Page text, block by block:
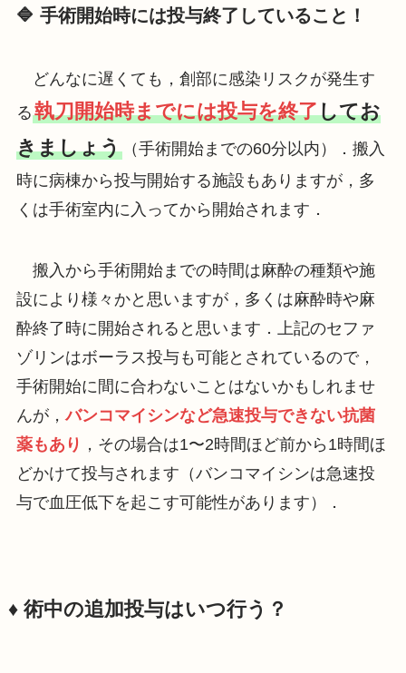
🔷 手術開始時には投与終了していること！
どんなに遅くても，創部に感染リスクが発生す
る執刀開始時までには投与を終了してお
きましょう（手術開始までの60分以内）．搬入
時に病棟から投与開始する施設もありますが，多
くは手術室内に入ってから開始されます．
搬入から手術開始までの時間は麻酔の種類や施
設により様々かと思いますが，多くは麻酔時や麻
酔終了時に開始されると思います．上記のセファ
ゾリンはボーラス投与も可能とされているので，
手術開始に間に合わないことはないかもしれませ
んが，バンコマイシンなど急速投与できない抗菌
薬もあり ，その場合は1〜2時間ほど前から1時間ほ
どかけて投与されます（バンコマイシンは急速投
与で血圧低下を起こす可能性があります）．
♦️ 術中の追加投与はいつ行う？